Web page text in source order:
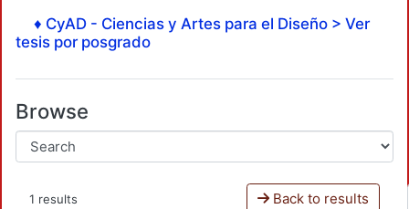
♦ CyAD - Ciencias y Artes para el Diseño > Ver
tesis por posgrado
Browse
1 results Back to results